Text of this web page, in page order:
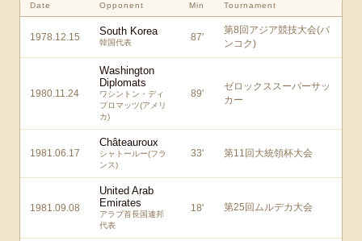
Date Opponent Min Tournament
1978.12.15 South Korea
韓国代表 87'
第8回アジア競技大会(バ
ンコク)
1980.11.24
Washington
Diplomats
ワシントン・ディ
プロマッツ(アメリ
カ)
89'
ゼロックススーパーサッ
カー
1981.06.17
Châteauroux
シャトールー(フラ
ンス)
33' 第11回大統領杯大会
1981.09.08
United Arab
Emirates
アラブ首長国連邦
代表
18' 第25回ムルデカ大会